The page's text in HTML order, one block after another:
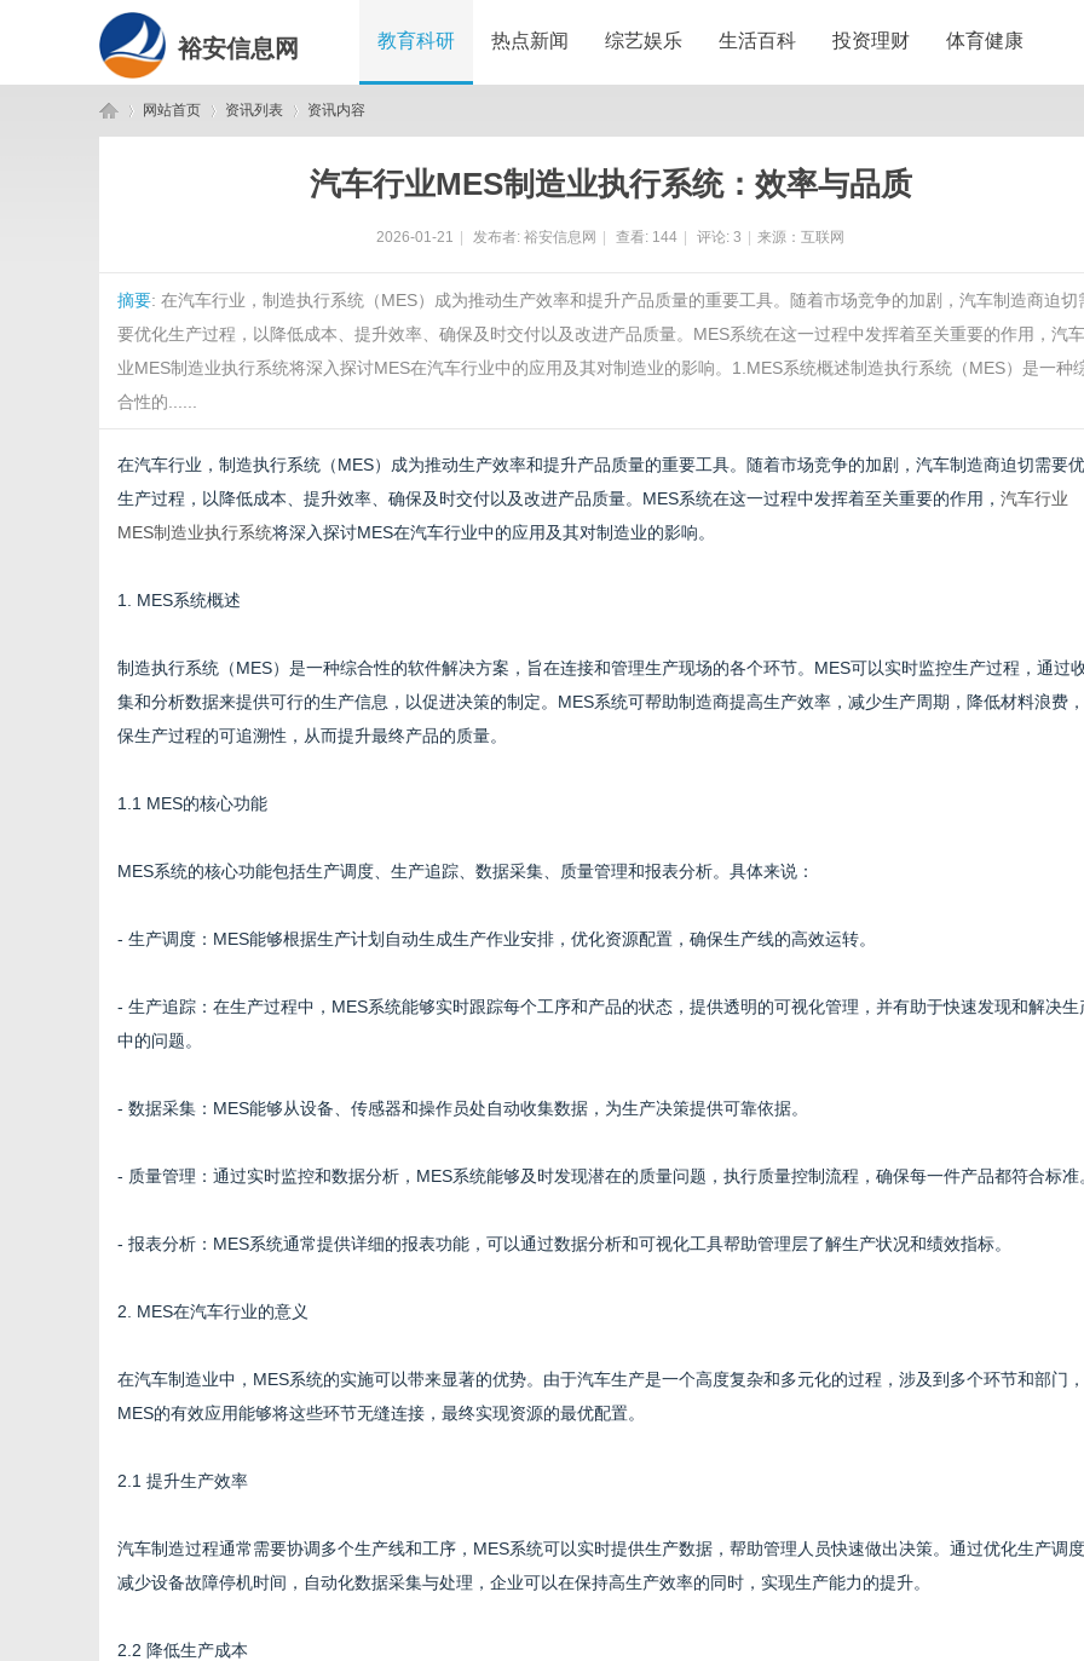
裕安信息网 教育科研 热点新闻 综艺娱乐 生活百科 投资理财 体育健康
网站首页 资讯列表 资讯内容
汽车行业MES制造业执行系统：效率与品质
2026-01-21 发布者: 裕安信息网 查看: 144 评论: 3 来源：互联网
摘要: 在汽车行业，制造执行系统（MES）成为推动生产效率和提升产品质量的重要工具。随着市场竞争的加剧，汽车制造商迫切
要优化生产过程，以降低成本、提升效率、确保及时交付以及改进产品质量。MES系统在这一过程中发挥着至关重要的作用，汽
业MES制造业执行系统将深入探讨MES在汽车行业中的应用及其对制造业的影响。1.MES系统概述制造执行系统（MES）是一种
合性的......
在汽车行业，制造执行系统（MES）成为推动生产效率和提升产品质量的重要工具。随着市场竞争的加剧，汽车制造商迫切需要
生产过程，以降低成本、提升效率、确保及时交付以及改进产品质量。MES系统在这一过程中发挥着至关重要的作用， 汽车行业
MES制造业执行系统将深入探讨MES在汽车行业中的应用及其对制造业的影响。
1. MES系统概述
制造执行系统（MES）是一种综合性的软件解决方案，旨在连接和管理生产现场的各个环节。MES可以实时监控生产过程，通过
集和分析数据来提供可行的生产信息，以促进决策的制定。MES系统可帮助制造商提高生产效率，减少生产周期，降低材料浪费
保生产过程的可追溯性，从而提升最终产品的质量。
1.1 MES的核心功能
MES系统的核心功能包括生产调度、生产追踪、数据采集、质量管理和报表分析。具体来说：
- 生产调度：MES能够根据生产计划自动生成生产作业安排，优化资源配置，确保生产线的高效运转。
- 生产追踪：在生产过程中，MES系统能够实时跟踪每个工序和产品的状态，提供透明的可视化管理，并有助于快速发现和解决生
中的问题。
- 数据采集：MES能够从设备、传感器和操作员处自动收集数据，为生产决策提供可靠依据。
- 质量管理：通过实时监控和数据分析，MES系统能够及时发现潜在的质量问题，执行质量控制流程，确保每一件产品都符合标准
- 报表分析：MES系统通常提供详细的报表功能，可以通过数据分析和可视化工具帮助管理层了解生产状况和绩效指标。
2. MES在汽车行业的意义
在汽车制造业中，MES系统的实施可以带来显著的优势。由于汽车生产是一个高度复杂和多元化的过程，涉及到多个环节和部门，
MES的有效应用能够将这些环节无缝连接，最终实现资源的最优配置。
2.1 提升生产效率
汽车制造过程通常需要协调多个生产线和工序，MES系统可以实时提供生产数据，帮助管理人员快速做出决策。通过优化生产调
减少设备故障停机时间，自动化数据采集与处理，企业可以在保持高生产效率的同时，实现生产能力的提升。
2.2 降低生产成本